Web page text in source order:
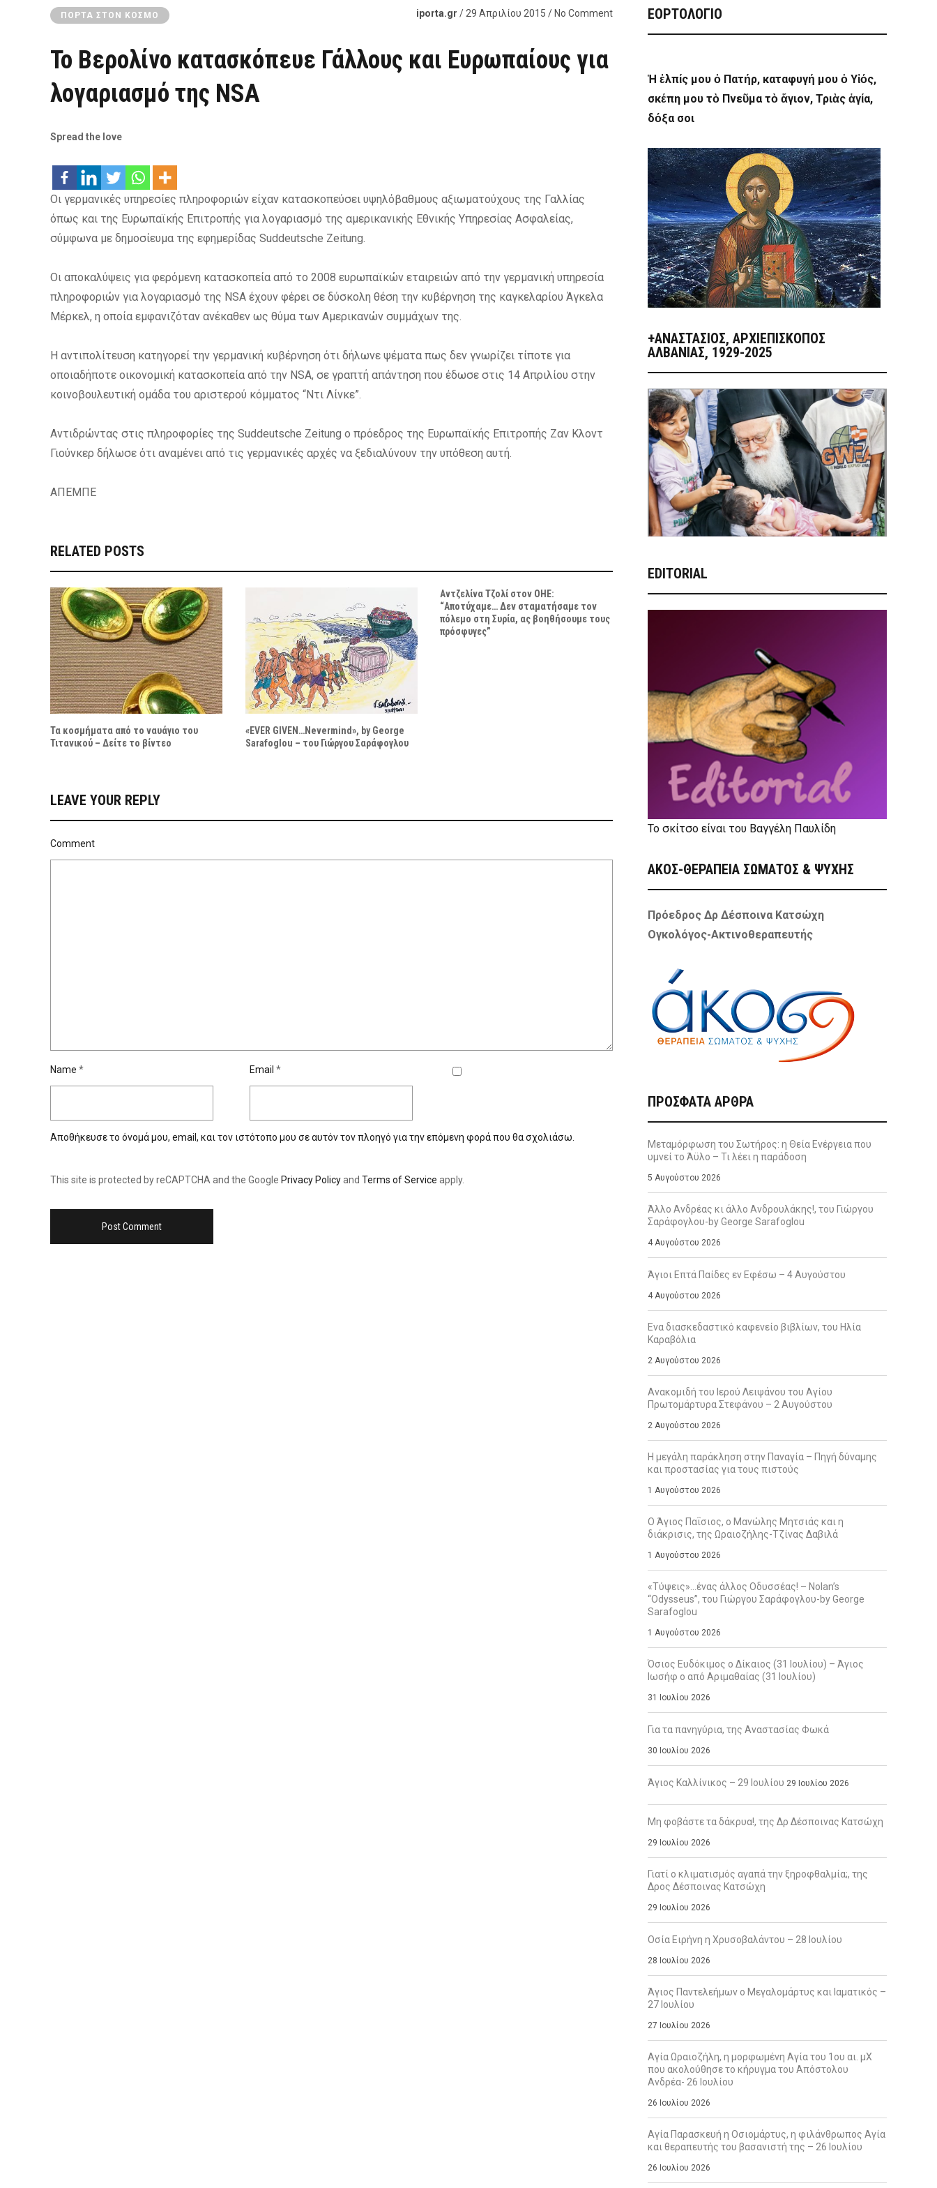
ΠΌΡΤΑ ΣΤΟΝ ΚΌΣΜΟ iporta.gr / 29 Απριλίου 2015 / No Comment
Το Βερολίνο κατασκόπευε Γάλλους και Ευρωπαίους για
λογαριασμό της NSA
Spread the love
Οι γερμανικές υπηρεσίες πληροφοριών είχαν κατασκοπεύσει υψηλόβαθμους αξιωματούχους της Γαλλίας
όπως και της Ευρωπαϊκής Επιτροπής για λογαριασμό της αμερικανικής Εθνικής Υπηρεσίας Ασφαλείας,
σύμφωνα με δημοσίευμα της εφημερίδας Suddeutsche Zeitung.
Οι αποκαλύψεις για φερόμενη κατασκοπεία από το 2008 ευρωπαϊκών εταιρειών από την γερμανική υπηρεσία
πληροφοριών για λογαριασμό της NSA έχουν φέρει σε δύσκολη θέση την κυβέρνηση της καγκελαρίου Άγκελα
Μέρκελ, η οποία εμφανιζόταν ανέκαθεν ως θύμα των Αμερικανών συμμάχων της.
Η αντιπολίτευση κατηγορεί την γερμανική κυβέρνηση ότι δήλωνε ψέματα πως δεν γνωρίζει τίποτε για
οποιαδήποτε οικονομική κατασκοπεία από την NSA, σε γραπτή απάντηση που έδωσε στις 14 Απριλίου στην
κοινοβουλευτική ομάδα του αριστερού κόμματος “Ντι Λίνκε”.
Αντιδρώντας στις πληροφορίες της Suddeutsche Zeitung ο πρόεδρος της Ευρωπαϊκής Επιτροπής Ζαν Κλοντ
Γιούνκερ δήλωσε ότι αναμένει από τις γερμανικές αρχές να ξεδιαλύνουν την υπόθεση αυτή.
ΑΠΕΜΠΕ
RELATED POSTS
Τα κοσμήματα από το ναυάγιο του
Τιτανικού – Δείτε το βίντεο
«EVER GIVEN…Nevermind», by George
Sarafoglou – του Γιώργου Σαράφογλου
Αντζελίνα Τζολί στον ΟΗΕ:
“Αποτύχαμε… Δεν σταματήσαμε τον
πόλεμο στη Συρία, ας βοηθήσουμε τους
πρόσφυγες”
LEAVE YOUR REPLY
Comment
Name * Email *
Αποθήκευσε το όνομά μου, email, και τον ιστότοπο μου σε αυτόν τον πλοηγό για την επόμενη φορά που θα σχολιάσω.
This site is protected by reCAPTCHA and the Google Privacy Policyand Terms of Service apply.
ΕΟΡΤΟΛΟΓΙΟ
Ἡ ἐλπίς μου ὁ Πατήρ, καταφυγή μου ὁ Υἱός,
σκέπη μου τὸ Πνεῦμα τὸ ἅγιον, Τριὰς ἁγία,
δόξα σοι
+ΑΝΑΣΤΆΣΙΟΣ, ΑΡΧΙΕΠΊΣΚΟΠΟΣ
ΑΛΒΑΝΊΑΣ, 1929-2025
EDITORIAL
Το σκίτσο είναι του Βαγγέλη Παυλίδη
ΑΚΟΣ-ΘΕΡΑΠΕΙΑ ΣΩΜΑΤΟΣ & ΨΥΧΗΣ
Πρόεδρος Δρ Δέσποινα Κατσώχη
Ογκολόγος-Ακτινοθεραπευτής
ΠΡΌΣΦΑΤΑ ΆΡΘΡΑ
Μεταμόρφωση του Σωτήρος: η Θεία Ενέργεια που
υμνεί το Άϋλο – Τι λέει η παράδοση
5 Αυγούστου 2026
Άλλο Ανδρέας κι άλλο Ανδρουλάκης!, του Γιώργου
Σαράφογλου-by George Sarafoglou
4 Αυγούστου 2026
Άγιοι Επτά Παίδες εν Εφέσω – 4 Αυγούστου
4 Αυγούστου 2026
Ενα διασκεδαστικό καφενείο βιβλίων, του Ηλία
Καραβόλια
2 Αυγούστου 2026
Ανακομιδή του Ιερού Λειψάνου του Αγίου
Πρωτομάρτυρα Στεφάνου – 2 Αυγούστου
2 Αυγούστου 2026
Η μεγάλη παράκληση στην Παναγία – Πηγή δύναμης
και προστασίας για τους πιστούς
1 Αυγούστου 2026
Ο Άγιος Παΐσιος, ο Μανώλης Μητσιάς και η
διάκρισις, της Ωραιοζήλης-Τζίνας Δαβιλά
1 Αυγούστου 2026
«Τύψεις»…ένας άλλος Οδυσσέας! – Nolan’s
“Odysseus”, του Γιώργου Σαράφογλου-by George
Sarafoglou
1 Αυγούστου 2026
Όσιος Ευδόκιμος ο Δίκαιος (31 Ιουλίου) – Άγιος
Ιωσήφ ο από Αριμαθαίας (31 Ιουλίου)
31 Ιουλίου 2026
Για τα πανηγύρια, της Αναστασίας Φωκά
30 Ιουλίου 2026
Άγιος Καλλίνικος – 29 Ιουλίου 29 Ιουλίου 2026
Μη φοβάστε τα δάκρυα!, της Δρ Δέσποινας Κατσώχη
29 Ιουλίου 2026
Γιατί ο κλιματισμός αγαπά την ξηροφθαλμία;, της
Δρος Δέσποινας Κατσώχη
29 Ιουλίου 2026
Οσία Ειρήνη η Χρυσοβαλάντου – 28 Ιουλίου
28 Ιουλίου 2026
Άγιος Παντελεήμων ο Μεγαλομάρτυς και Ιαματικός –
27 Ιουλίου
27 Ιουλίου 2026
Αγία Ωραιοζήλη, η μορφωμένη Αγία του 1ου αι. μΧ
που ακολούθησε το κήρυγμα του Απόστολου
Ανδρέα- 26 Ιουλίου
26 Ιουλίου 2026
Αγία Παρασκευή η Οσιομάρτυς, η φιλάνθρωπος Αγία
και θεραπευτής του βασανιστή της – 26 Ιουλίου
26 Ιουλίου 2026